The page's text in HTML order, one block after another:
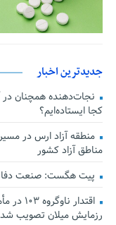
جدیدترین اخبار
کجا ایستاده‌ایم؟
منطقه آزاد ارس در
مناطق آزاد کشور
پیت هگست: صنعت
رزمایش میلان تصویب شد